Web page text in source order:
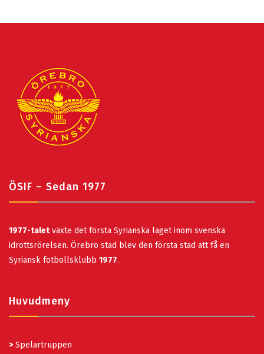
ÖSIF – Sedan 1977
1977-taletväxte det första Syrianska laget inom svenska
idrottsrörelsen. Örebro stad blev den första stad att få en
Syriansk fotbollsklubb 1977.
Huvudmeny
> Spelartruppen